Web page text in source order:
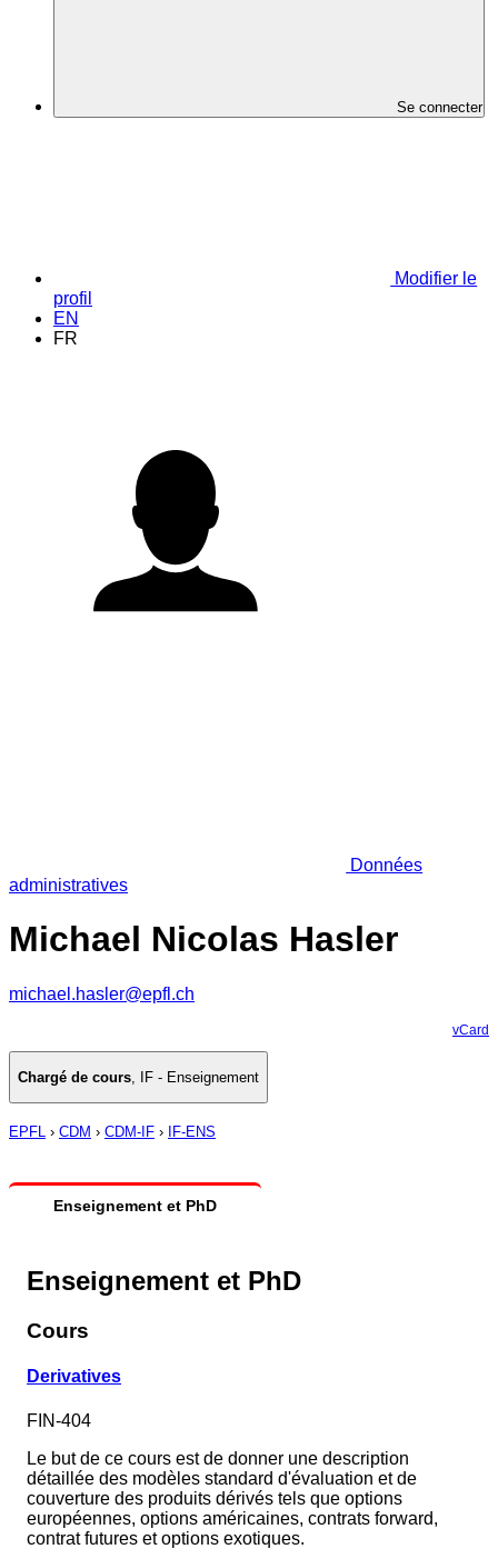
Se connecter
Modifier le
profil
EN
FR
Données
administratives
Michael Nicolas Hasler
michael.hasler@epfl.ch
vCard
Chargé de cours, IF - Enseignement
EPFL › CDM › CDM-IF › IF-ENS
Enseignement et PhD
Enseignement et PhD
Cours
Derivatives
FIN-404
Le but de ce cours est de donner une description
détaillée des modèles standard d'évaluation et de
couverture des produits dérivés tels que options
européennes, options américaines, contrats forward,
contrat futures et options exotiques.